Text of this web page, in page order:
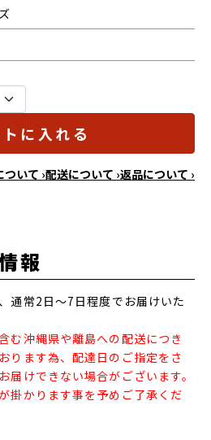
に入れる
いて ›配送について ›返品について ›
報
通常2日～7日程度でお届けいた
む沖縄県や離島への配送につき
ります為、配達日のご指定をさ
届けできない場合がございます。
掛かります事を予めご了承くだ